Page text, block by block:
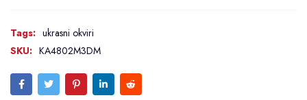
Tags: ukrasni okviri
SKU: KA4802M3DM